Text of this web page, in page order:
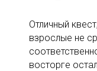
Отличный
взрослые не
восторге